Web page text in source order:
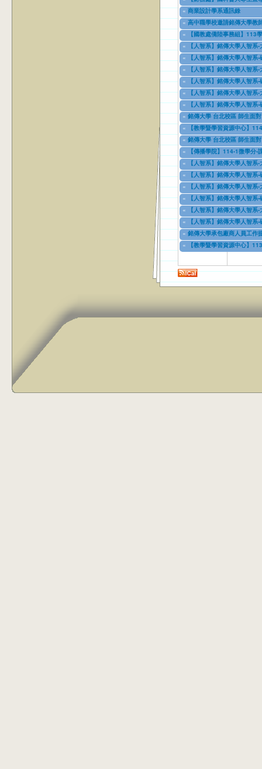
08/01/2024to10/31/2027
« 商業設計學系通訊錄
08/13/2024to08/13/2025
« 高中職學校邀請銘傳大學教
09/01/2024to08/31/2026
«
【國教處僑陸事務組】113
09/01/2024to07/31/2025
«
【人智系】銘傳大學人智
09/18/2024to09/18/2026
«
【人智系】銘傳大學人智
09/18/2024to09/18/2026
«
【人智系】銘傳大學人智
09/18/2024to09/18/2025
«
【人智系】銘傳大學人智
09/18/2024to09/18/2025
«
【人智系】銘傳大學人智
09/18/2024to09/18/2026
«
【人智系】銘傳大學人智
09/18/2024to09/18/2026
« 銘傳大學 台北校區 師生面
11/12/2024to12/31/2027
«
【教學暨學習資源中心】
02/12/2025to09/11/2025
« 銘傳大學 台北校區 師生面
03/03/2025to12/31/2028
«
【傳播學院】114-1微學分-
03/07/2025to12/31/2025
«
【人智系】銘傳大學人智
04/08/2025to04/08/2026
«
【人智系】銘傳大學人智
04/08/2025to04/08/2027
«
【人智系】銘傳大學人智
04/08/2025to04/08/2027
«
【人智系】銘傳大學人智
04/08/2025to04/08/2027
«
【人智系】銘傳大學人智
04/08/2025to04/08/2027
«
【人智系】銘傳大學人智
04/08/2025to04/08/2027
« 銘傳大學承包廠商人員工作
04/10/2025to04/10/2028
«
【教學暨學習資源中心】
06/13/2025to09/05/2025